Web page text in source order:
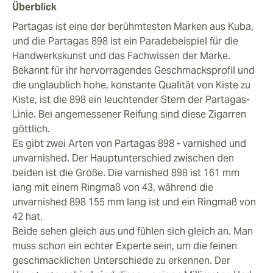
gleicht einige der dekadenteren Aromen mit Säure aus.
Alles in allem ist es eine Zigarre, die langsam beginnt
und mit einem herrlichen, kräftigen Finale abschließt.
Überblick
Partagas ist eine der berühmtesten Marken aus Kuba,
und die Partagas 898 ist ein Paradebeispiel für die
Handwerkskunst und das Fachwissen der Marke.
Bekannt für ihr hervorragendes Geschmacksprofil und
die unglaublich hohe, konstante Qualität von Kiste zu
Kiste, ist die 898 ein leuchtender Stern der Partagas-
Linie. Bei angemessener Reifung sind diese Zigarren
göttlich.
Es gibt zwei Arten von Partagas 898 - varnished und
unvarnished. Der Hauptunterschied zwischen den
beiden ist die Größe. Die varnished 898 ist 161 mm
lang mit einem Ringmaß von 43, während die
unvarnished 898 155 mm lang ist und ein Ringmaß von
42 hat.
Beide sehen gleich aus und fühlen sich gleich an. Man
muss schon ein echter Experte sein, um die feinen
geschmacklichen Unterschiede zu erkennen. Der